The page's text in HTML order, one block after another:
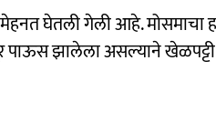
मेहनत घेतली गेली आहे. मोसमाचा
पाऊस झालेला असल्याने